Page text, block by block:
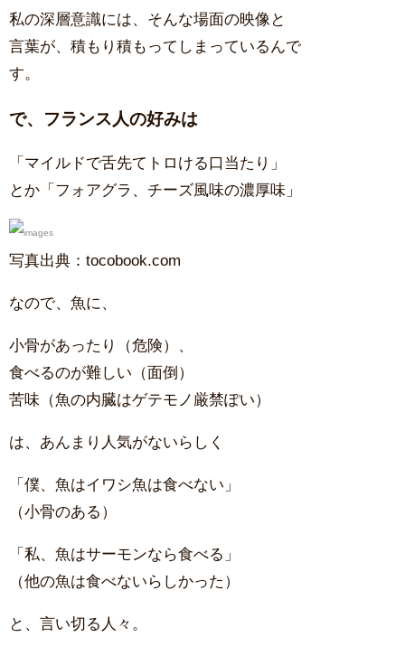
私の深層意識には、そんな場面の映像と
言葉が、積もり積もってしまっているんで
す。
で、フランス人の好みは
「マイルドで舌先てトロける口当たり」
とか「フォアグラ、チーズ風味の濃厚味」
写真出典：tocobook.com
なので、魚に、
小骨があったり（危険）、
食べるのが難しい（面倒）
苦味（魚の内臓はゲテモノ厳禁ぽい）
は、あんまり人気がないらしく
「僕、魚はイワシ魚は食べない」
（小骨のある）
「私、魚はサーモンなら食べる」
（他の魚は食べないらしかった）
と、言い切る人々。